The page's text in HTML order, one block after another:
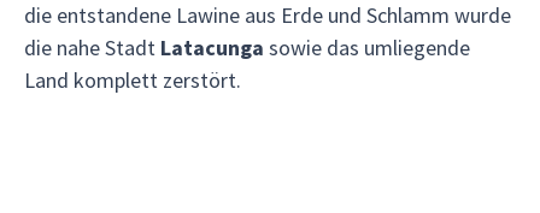
die entstandene Lawine aus Erde und Schlamm wurde
die nahe Stadt Latacunga sowie das umliegende
Land komplett zerstört.